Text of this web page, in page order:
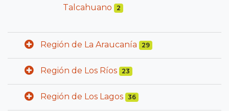
Talcahuano 2
Región de La Araucanía 29
Región de Los Ríos 23
Región de Los Lagos 36